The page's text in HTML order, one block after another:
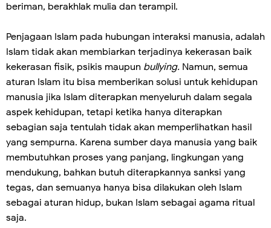
beriman, berakhlak mulia dan terampil.
Penjagaan Islam pada hubungan interaksi manusia, adalah
Islam tidak akan membiarkan terjadinya kekerasan baik
kekerasan fisik, psikis maupun bullying. Namun, semua
aturan Islam itu bisa memberikan solusi untuk kehidupan
manusia jika Islam diterapkan menyeluruh dalam segala
aspek kehidupan, tetapi ketika hanya diterapkan
sebagian saja tentulah tidak akan memperlihatkan hasil
yang sempurna. Karena sumber daya manusia yang baik
membutuhkan proses yang panjang, lingkungan yang
mendukung, bahkan butuh diterapkannya sanksi yang
tegas, dan semuanya hanya bisa dilakukan oleh Islam
sebagai aturan hidup, bukan Islam sebagai agama ritual
saja.